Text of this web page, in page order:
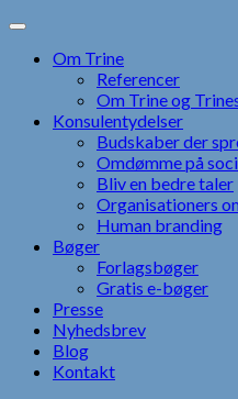
Skip
contentOm Trine
Referencer
Om Trine og
Konsulentydelser
Budskaber der
Omdømme på
Bliv en bedre taler
Organisationers
Human branding
Bøger
Forlagsbøger
Gratis e-bøger
Presse
Nyhedsbrev
Blog
Kontakt